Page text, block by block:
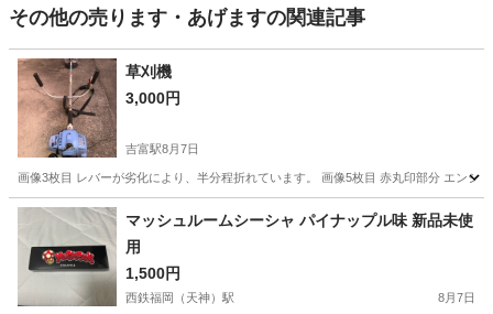
その他の売ります・あげますの関連記事
草刈機
3,000円
吉富駅8月7日
画像3枚目 レバーが劣化により、半分程折れています。 画像5枚目 赤丸印部分 エン
福岡 築上郡 その他
マッシュルームシーシャ パイナップル味 新品未使
用
1,500円
西鉄福岡（天神）駅 8月7日